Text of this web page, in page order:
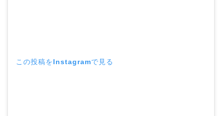
この投稿をInstagramで見る